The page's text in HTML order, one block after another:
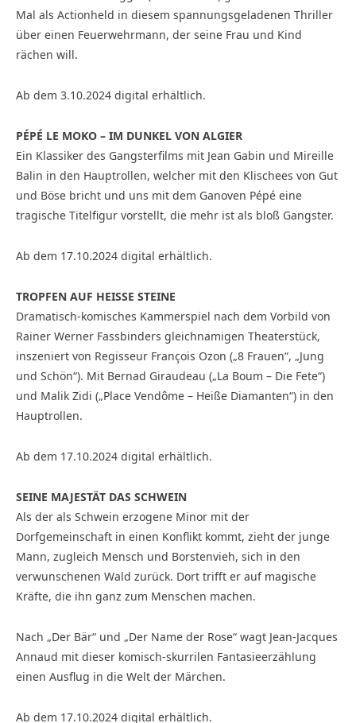
Mal als Actionheld in diesem spannungsgeladenen Thriller
über einen Feuerwehrmann, der seine Frau und Kind
rächen will.
Ab dem 3.10.2024 digital erhältlich.
PÉPÉ LE MOKO – IM DUNKEL VON ALGIER
Ein Klassiker des Gangsterfilms mit Jean Gabin und Mireille
Balin in den Hauptrollen, welcher mit den Klischees von Gut
und Böse bricht und uns mit dem Ganoven Pépé eine
tragische Titelfigur vorstellt, die mehr ist als bloß Gangster.
Ab dem 17.10.2024 digital erhältlich.
TROPFEN AUF HEISSE STEINE
Dramatisch-komisches Kammerspiel nach dem Vorbild von
Rainer Werner Fassbinders gleichnamigen Theaterstück,
inszeniert von Regisseur François Ozon („8 Frauen“, „Jung
und Schön“). Mit Bernad Giraudeau („La Boum – Die Fete“)
und Malik Zidi („Place Vendôme – Heiße Diamanten“) in den
Hauptrollen.
Ab dem 17.10.2024 digital erhältlich.
SEINE MAJESTÄT DAS SCHWEIN
Als der als Schwein erzogene Minor mit der
Dorfgemeinschaft in einen Konflikt kommt, zieht der junge
Mann, zugleich Mensch und Borstenvieh, sich in den
verwunschenen Wald zurück. Dort trifft er auf magische
Kräfte, die ihn ganz zum Menschen machen.
Nach „Der Bär“ und „Der Name der Rose“ wagt Jean-Jacques
Annaud mit dieser komisch-skurrilen Fantasieerzählung
einen Ausflug in die Welt der Märchen.
Ab dem 17.10.2024 digital erhältlich.